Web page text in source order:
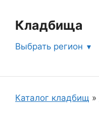
содержимому
Кладбища
Выбрать регион
Каталог кладбищ »